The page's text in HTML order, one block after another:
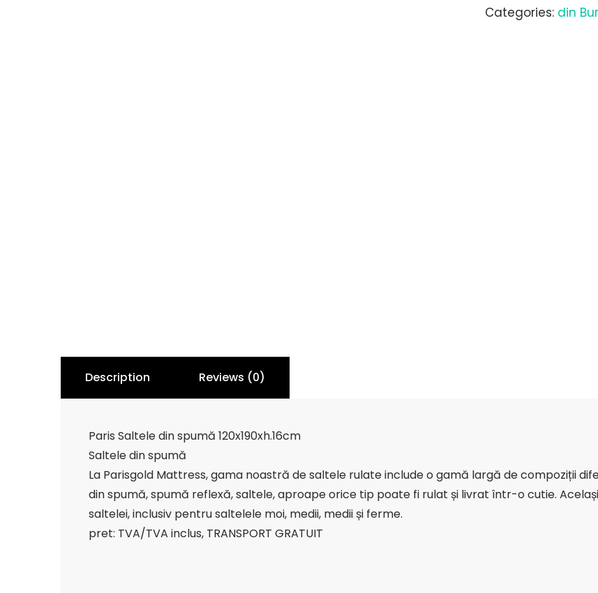
spumă
Categories: din
Description Reviews (0)
Paris Saltele din spumă 120x190xh.16cm
Saltele din spumă
La Parisgold Mattress, gama noastră de saltele rulate include o gamă largă de compoziții
din spumă, spumă reflexă, saltele, aproape orice tip poate fi rulat și livrat într-o cutie.
saltelei, inclusiv pentru saltelele moi, medii, medii și ferme.
pret: TVA/TVA inclus, TRANSPORT GRATUIT